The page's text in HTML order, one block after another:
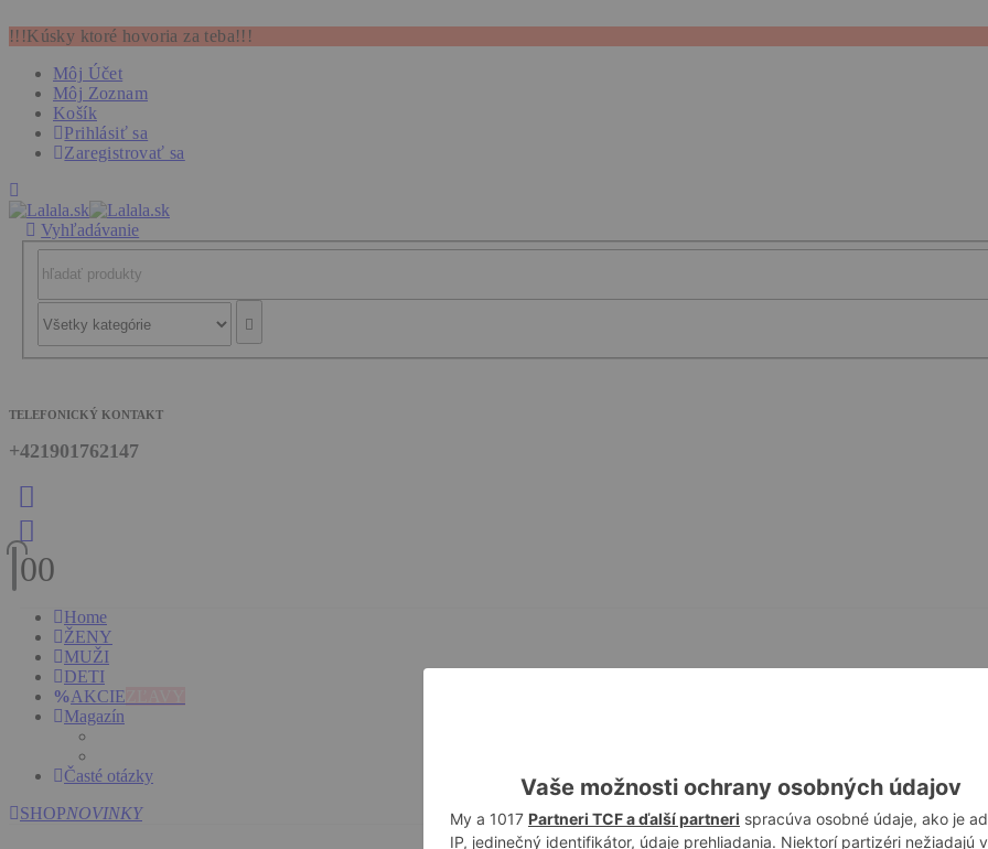
!!!Kúsky ktoré hovoria za teba!!!
Môj Účet
Môj Zoznam
Košík
Prihlásiť sa
Zaregistrovať sa
Vyhľadávanie
TELEFONICKÝ KONTAKT
+421901762147
00
Home
ŽENY
MUŽI
DETI
AKCIE
Magazín
Časté otázky
SHOPNOVINKY